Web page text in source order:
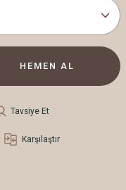
HEMEN AL
Tavsiye Et
Karşılaştır